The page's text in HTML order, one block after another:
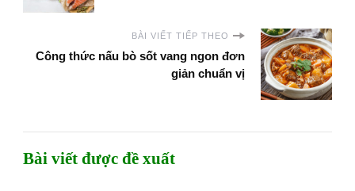
BÀI VIẾT TIẾP THEO
Công thức nấu bò sốt vang ngon đơn
giản chuẩn vị
Bài viết được đề xuất